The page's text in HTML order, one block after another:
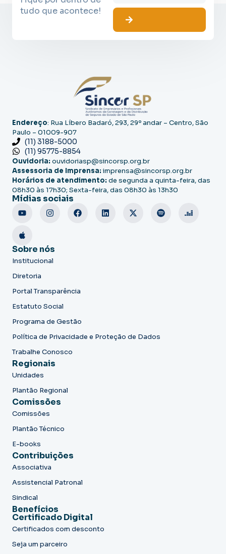
tudo que acontece!
Endereço: Rua Líbero Badaró, 293, 29º andar – Centro, São
Paulo – 01009-907
(11) 3188-5000
(11) 95775-8854
Ouvidoria: ouvidoriasp@sincorsp.org.br
Assessoria de Imprensa: imprensa@sincorsp.org.br
Horários de atendimento: de segunda a quinta-feira, das
08h30 às 17h30; Sexta-feira, das 08h30 às 13h30
Mídias sociais
Sobre nós
Institucional
Diretoria
Portal Transparência
Estatuto Social
Programa de Gestão
Política de Privacidade e Proteção de Dados
Trabalhe Conosco
Regionais
Unidades
Plantão Regional
Comissões
Comissões
Plantão Técnico
E-books
Contribuições
Associativa
Assistencial Patronal
Sindical
Benefícios
Certificado Digital
Certificados com desconto
Seja um parceiro